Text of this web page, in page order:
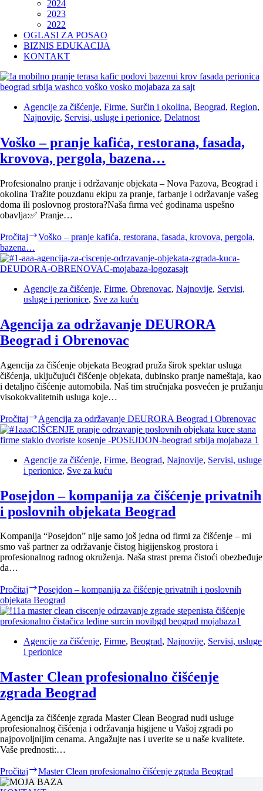
2024
2023
2022
OGLASI ZA POSAO
BIZNIS EDUKACIJA
KONTAKT
Agencije za čišćenje, Firme, Surčin i okolina, Beograd, Region,
Najnovije, Servisi, usluge i perionice, Delatnost
Voško – pranje kafića, restorana, fasada,
krovova, pergola, bazena…
Profesionalno pranje i održavanje objekata – Nova Pazova, Beograd i
okolina Tražite pouzdanu ekipu za pranje, farbanje i održavanje vašeg
doma ili poslovnog prostora?Naša firma već godinama uspešno
obavlja:✅ Pranje…
Pročitaj
Voško – pranje kafića, restorana, fasada, krovova, pergola,
bazena…
Agencije za čišćenje, Firme, Obrenovac, Najnovije, Servisi,
usluge i perionice, Sve za kuću
Agencija za održavanje DEURORA
Beograd i Obrenovac
Agencija za čišćenje objekata Beograd pruža širok spektar usluga
čišćenja, uključujući čišćenje objekata, dubinsko pranje nameštaja, kao
i detaljno čišćenje automobila. Naš tim stručnjaka posvećen je pružanju
visokokvalitetnih usluga koje…
Pročitaj Agencija za održavanje DEURORA Beograd i Obrenovac
Agencije za čišćenje, Firme, Beograd, Najnovije, Servisi, usluge
i perionice, Sve za kuću
Posejdon – kompanija za čišćenje privatnih
i poslovnih objekata Beograd
Kompanija “Posejdon” nije samo još jedna od firmi za čišćenje – mi
smo vaš partner za održavanje čistog higijenskog prostora i
profesionalnog radnog okruženja. Naša strast prema čistoći obezbeđuje
da…
Pročitaj
Posejdon – kompanija za čišćenje privatnih i poslovnih
objekata Beograd
Agencije za čišćenje, Firme, Beograd, Najnovije, Servisi, usluge
i perionice
Master Clean profesionalno čišćenje
zgrada Beograd
Agencija za čišćenje zgrada Master Clean Beograd nudi usluge
profesionalnog čišćenja i održavanja higijene u Vašoj zgradi po
najpovoljnijim cenama. Angažujte nas i uverite se u naše kvalitete.
Vaše prednosti:…
Pročitaj Master Clean profesionalno čišćenje zgrada Beograd